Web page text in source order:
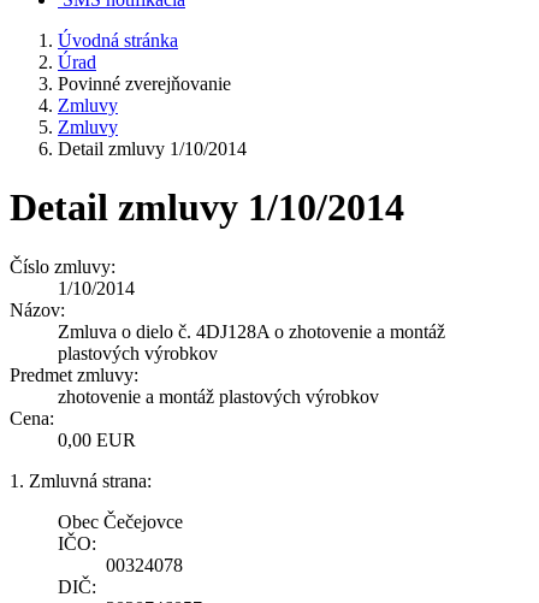
Úvodná stránka
Úrad
Povinné zverejňovanie
Zmluvy
Zmluvy
Detail zmluvy 1/10/2014
Detail zmluvy 1/10/2014
Číslo zmluvy:
1/10/2014
Názov:
Zmluva o dielo č. 4DJ128A o zhotovenie a montáž
plastových výrobkov
Predmet zmluvy:
zhotovenie a montáž plastových výrobkov
Cena:
0,00 EUR
1. Zmluvná strana:
Obec Čečejovce
IČO:
00324078
DIČ: